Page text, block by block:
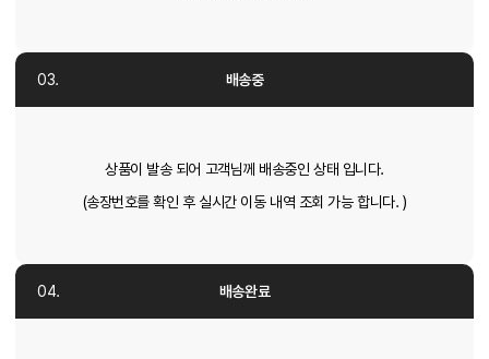
배송중
상품이 발송 되어 고객님께 배송중인 상태 입니다.
(송장번호를 확인 후 실시간 이동 내역 조회 가능 합니다. )
배송완료